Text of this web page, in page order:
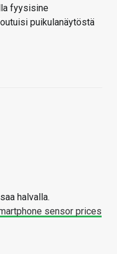
fyysisine
puikulanäytöstä
halvalla.
sensor prices